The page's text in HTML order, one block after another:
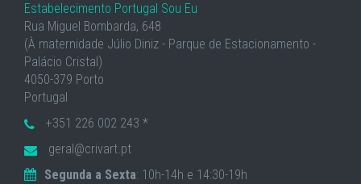
Estabelecimento Portugal Sou Eu
Rua Miguel Bombarda, 648
(À maternidade Júlio Diniz - Parque de Estacionamento -
Palácio Cristal)
4050-379 Porto
Portugal
+351 226 002 243 *
geral@crivart.pt
Segunda a Sexta: 10h-14h e 14:30-19h